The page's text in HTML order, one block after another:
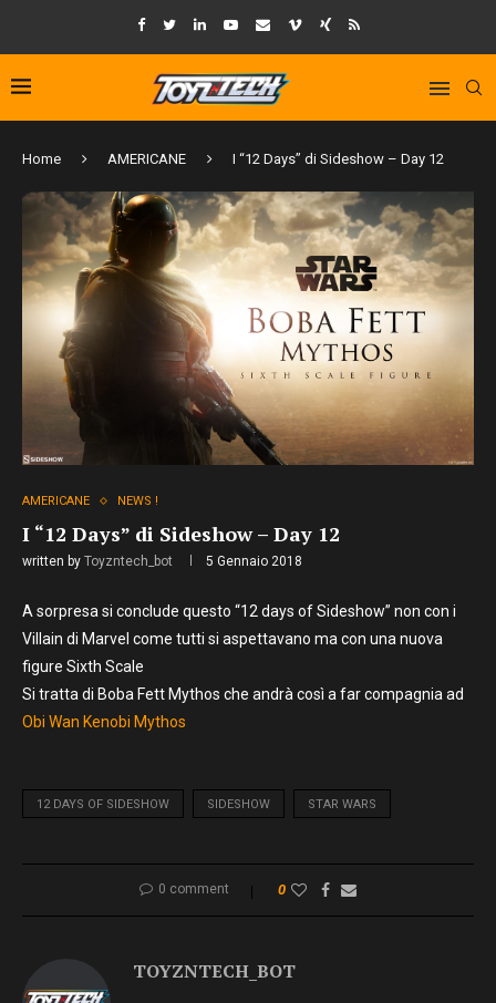
Home AMERICANE I “12 Days” di Sideshow – Day 12
AMERICANE NEWS !
I “12 Days” di Sideshow – Day 12
written by Toyzntech_bot 5 Gennaio 2018
A sorpresa si conclude questo “12 days of Sideshow” non con i
Villain di Marvel come tutti si aspettavano ma con una nuova
figure Sixth Scale
Si tratta di Boba Fett Mythos che andrà così a far compagnia ad
Obi Wan Kenobi Mythos
12 DAYS OF SIDESHOW SIDESHOW STAR WARS
0 comment 0
TOYZNTECH_BOT